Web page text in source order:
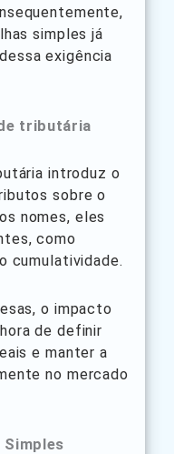
simples já
exigência
tributária
introduz o
sobre o
nomes, eles
como
cumulatividade.
o impacto
de definir
e manter a
no mercado